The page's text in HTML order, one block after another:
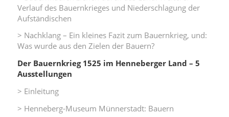
Verlauf des Bauernkrieges und Niederschlagung der
Aufständischen
> Nachklang – Ein kleines Fazit zum Bauernkrieg, und:
Was wurde aus den Zielen der Bauern?
Der Bauernkrieg 1525 im Henneberger Land – 5
Ausstellungen
> Einleitung
> Henneberg-Museum Münnerstadt: Bauern